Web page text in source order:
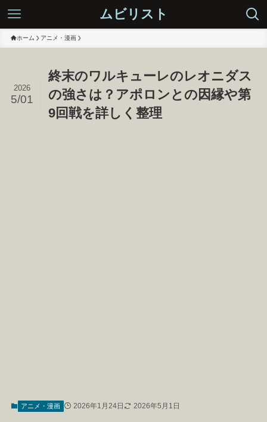
ムビリスト
ホーム アニメ・漫画
終末のワルキューレのレオニダス
の強さは？アポロンとの因縁や第
9回戦を詳しく整理
2026
5/01
アニメ・漫画 2026年1月24日 2026年5月1日